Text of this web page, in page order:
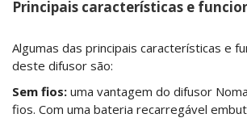
Principais características e
Algumas das principais características e
deste difusor são:
Sem fios: uma vantagem do difusor
fios. Com uma bateria recarregável